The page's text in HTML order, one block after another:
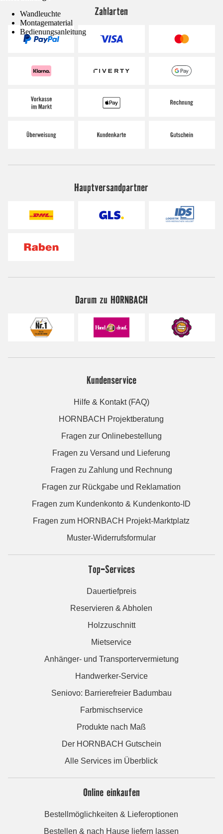
Wandleuchte
Montagematerial
Bedienungsanleitung
Zahlarten
Hauptversandpartner
Darum zu HORNBACH
Kundenservice
Hilfe & Kontakt (FAQ)
HORNBACH Projektberatung
Fragen zur Onlinebestellung
Fragen zu Versand und Lieferung
Fragen zu Zahlung und Rechnung
Fragen zur Rückgabe und Reklamation
Fragen zum Kundenkonto & Kundenkonto-ID
Fragen zum HORNBACH Projekt-Marktplatz
Muster-Widerrufsformular
Top-Services
Dauertiefpreis
Reservieren & Abholen
Holzzuschnitt
Mietservice
Anhänger- und Transportervermietung
Handwerker-Service
Seniovo: Barrierefreier Badumbau
Farbmischservice
Produkte nach Maß
Der HORNBACH Gutschein
Alle Services im Überblick
Online einkaufen
Bestellmöglichkeiten & Lieferoptionen
Bestellen & nach Hause liefern lassen